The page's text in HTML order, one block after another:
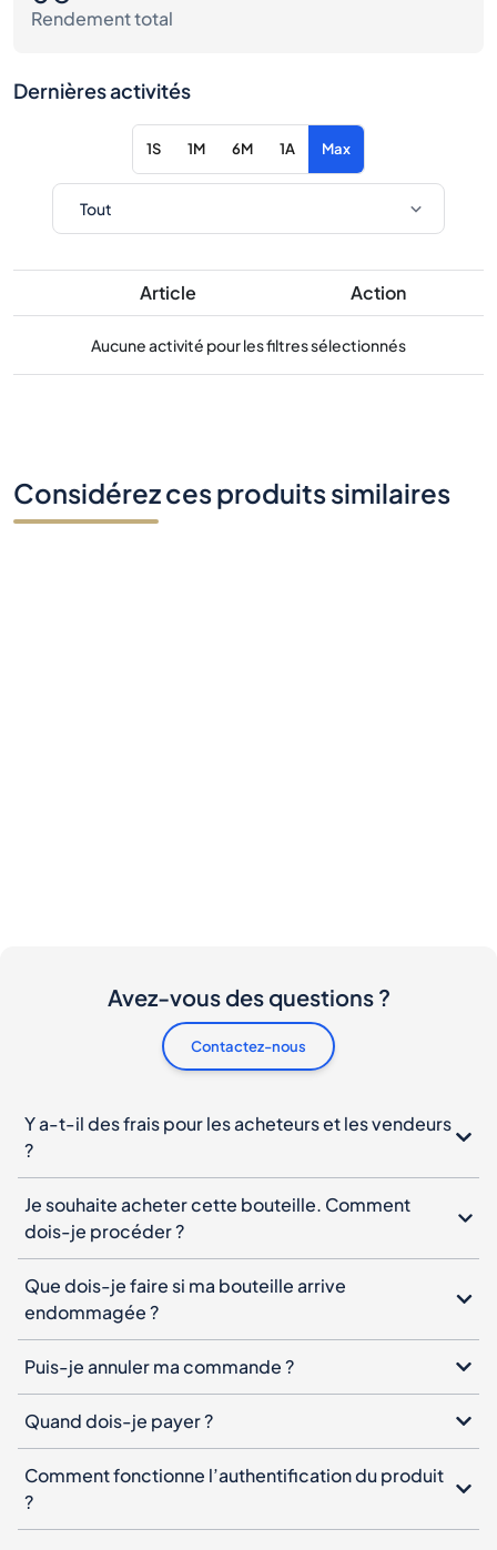
Rendement total
Dernières activités
1S 1M 6M 1A Max
Article Action
Aucune activité pour les filtres sélectionnés
Considérez ces produits similaires
Avez-vous des questions ?
Contactez-nous
Y a-t-il des frais pour les acheteurs et les vendeurs
?
Je souhaite acheter cette bouteille. Comment
dois-je procéder ?
Que dois-je faire si ma bouteille arrive
endommagée ?
Puis-je annuler ma commande ?
Quand dois-je payer ?
Comment fonctionne l’authentification du produit
?